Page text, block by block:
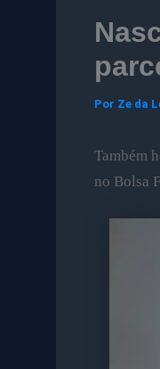
Por Ze da
Também
no Bolsa